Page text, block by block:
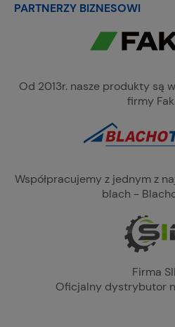
PARTNERZY BIZNESOWI
Od 2013r. nasze produkty są
firmy
Współpracujemy z jednym z
blach -
Firma
Oficjalny dystrybutor